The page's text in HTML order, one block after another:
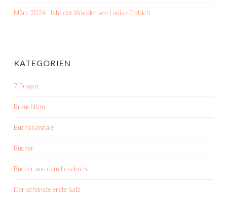
März 2024: Jahr der Wunder von Louise Erdrich
KATEGORIEN
7 Fragen
Brauchtum
Buchskandale
Bücher
Bücher aus dem Lesekreis
Der schönste erste Satz